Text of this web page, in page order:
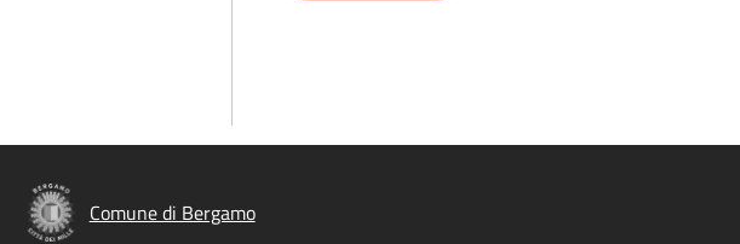
Comune di Bergamo